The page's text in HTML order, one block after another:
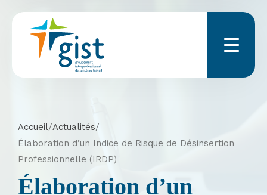
Accueil/Actualités/
Élaboration d’un Indice de Risque de Désinsertion
Professionnelle (IRDP)
Élaboration d’un